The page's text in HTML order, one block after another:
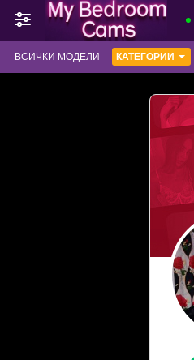
ВСИЧКИ МОДЕЛИ КАТЕГОРИИ